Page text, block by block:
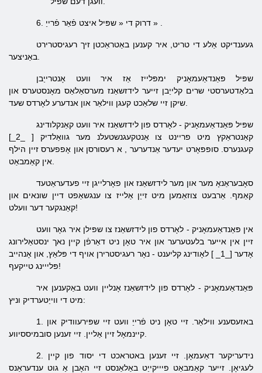
6. דרוק די « שפּיל איצט פֿאַר פֿרייַ»
געענדיקט אַלע די טריט, איר קענען באַטראַכטן זיך רעגיסטרירט
שפּיל פּאַנדאַעמאָניק ימפּלייז אַז איר וועט אָנטרייַבן
בלאַדטערסטי שרים קלייַבן זייער לידזשאַנז מערסאַלאַס מאָנסטערס און
שיקן זיי שלאַכט קעגן ווילאַר און אנדערע לאָרדס
שפּיל פּאַנדאַעמאָניק - לאָרדס פון לידזשאַנז איר וועט קאַנקלודינג
קאַנטראַקץ מיט פריינט צואַנטקעגנשטעלנ מערגוואַלדיק [ _2_]
קעגנערס.סופּפּאָרט יעדער אַנדערער , א רעסורסןאון אָפפערס זיין הילף
סאָבעראַנאָ מער און מערלידזשאַנזאון פאָרלייגן זיי פעדעראַטעד
קאַמף.אַרבעט צוזאַמען מיט זייַן אַלייז צוענגשאַפט דיין שונאים און
קאַנגקער דער וועלט!
אין פּאַנדאַעמאָניק - לאָרדס פון לידזשאַנז צו שפּילן איר גאָר וועט
זיין אין אייער בלעטערער און איר טאָן ניט דאַרפֿן קיין נאך ינסטאַלירונג
אָדער [_1_ ] לאָודינג קליענט -נאָר רעגיסטרירן אויף די פּלאַץ, און אָנהייב
פּלייינגטייקעף!
פּאַנדאַעמאָניק - לאָרדס פון לידזשאַנז אָנליין וועט באַקענען איר
מיט די ווייַטערדיק וניץ:
1. באזעסענע ווילאַר.זיי טאָן ניט פֿרייַ וועטזיישפּירעוודיק און
קיינמאָל
2. נידעריקער דאַעמאָן. זיי זענען באטראכט די יסוד פון קיין
לעגיאָן. זייער קאַמבאַט פיייקייַט באַלאַנסט זיי האָבן אַ גוט ענדעראַנס